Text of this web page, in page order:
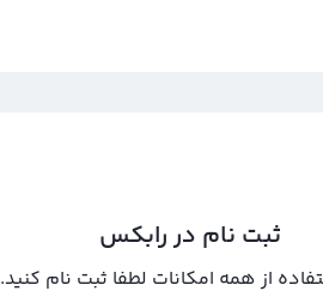
ثبت نام در رابکس
از همه امکانات لطفا ثبت نام کنید.